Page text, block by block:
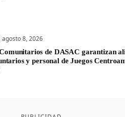
agosto 8, 2026
de DASAC garantizan
y personal de Juegos